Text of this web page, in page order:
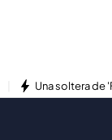
Una soltera de